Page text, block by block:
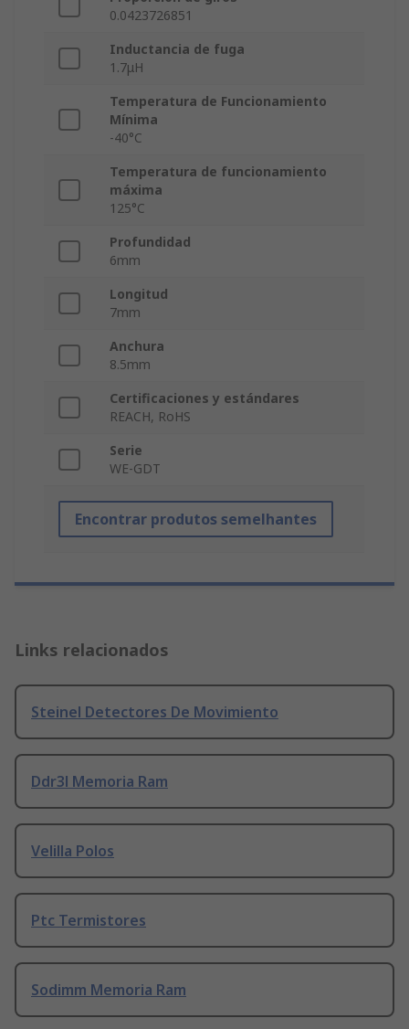
0.0423726851
Inductancia de fuga
1.7μH
Temperatura de Funcionamiento
Mínima
-40°C
Temperatura de funcionamiento
máxima
125°C
Profundidad
6mm
Longitud
7mm
Anchura
8.5mm
Certificaciones y estándares
REACH, RoHS
Serie
WE-GDT
Encontrar produtos semelhantes
Links relacionados
Steinel Detectores De Movimiento
Ddr3l Memoria Ram
Velilla Polos
Ptc Termistores
Sodimm Memoria Ram